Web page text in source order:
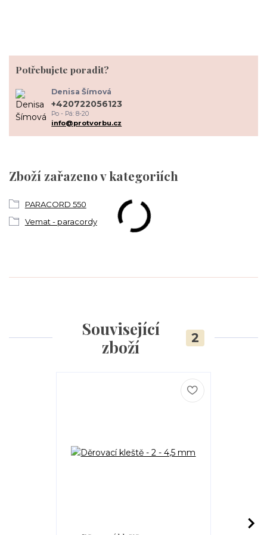
Zboží zařazeno v kategoriích
PARACORD 550
Vemat - paracordy
Potřebujete poradit?
Denisa Šímová
+420722056123
Po - Pá: 8-20
info@protvorbu.cz
Související
zboží
2